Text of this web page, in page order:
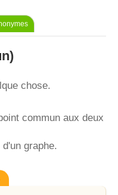
chose.
commun aux deux
graphe.